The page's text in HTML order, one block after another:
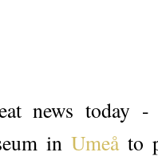
news today
in Umeåto